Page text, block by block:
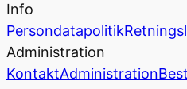
Info
Persondatapolitik
Administration
KontaktAdministration